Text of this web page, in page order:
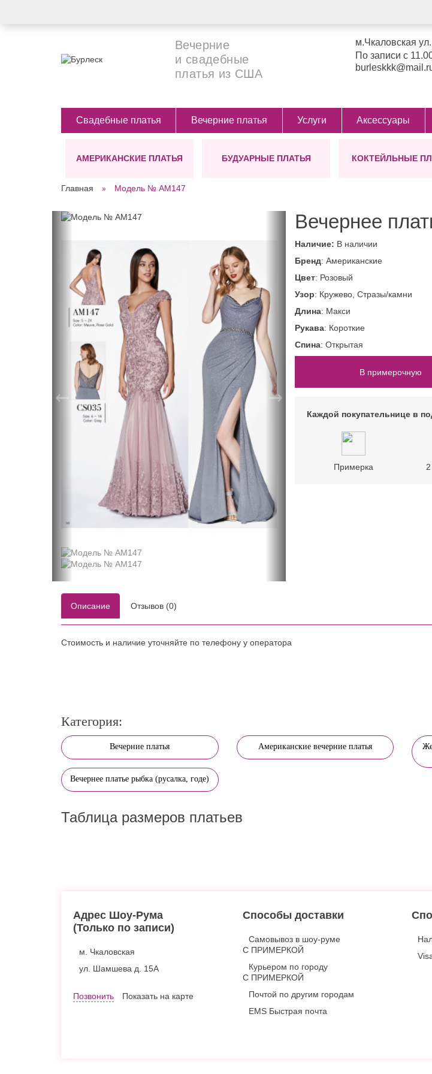
Вечерние
и свадебные
платья из США
м.Чкаловская
По записи с
Свадебные платья
Ампир
Костюмы для невесты
Прямое(классика)
Пышные (платье
принцессы)
Рыбки-русалки
Трансформер
Бохо
Винтажные
Кружевные
Простые (минимализм)
Ретро
Белые
Пудровые
Розовые
Цветные
Шампань
Вечерние платья
Голубые
Красные
Розовые
Синие
Светлые
Зеленые
Золотые
Пышные
Легкие
Закрытые
На
Услуги Аксессуары
АМЕРИКАНСКИЕ ПЛАТЬЯ БУДУАРНЫЕ ПЛАТЬЯ КОКТЕЙЛЬНЫЕ
Главная Модель № AМ147
← →
Вечернее
Наличие: В наличии
Бренд: Американские
Цвет: Розовый
Узор: Кружево, Стразы/камни
Длина: Макси
Рукава: Короткие
Спина: Открытая
В примерочную
Каждой покупательнице в
Примерка
Описание Отзывов (0)
Стоимость и наличие уточняйте по телефону у оператора
Категория:
Вечерние платья Американские вечерние платья
Вечернее платье рыбка (русалка, годе)
Таблица размеров платьев
Адрес Шоу-Рума
(Только по записи)
м. Чкаловская
ул. Шамшева д. 15А
Позвонить Показать на карте
Способы доставки
Самовывоз в шоу-руме
С ПРИМЕРКОЙ
Курьером по городу
С ПРИМЕРКОЙ
Почтой по другим городам
EMS Быстрая почта